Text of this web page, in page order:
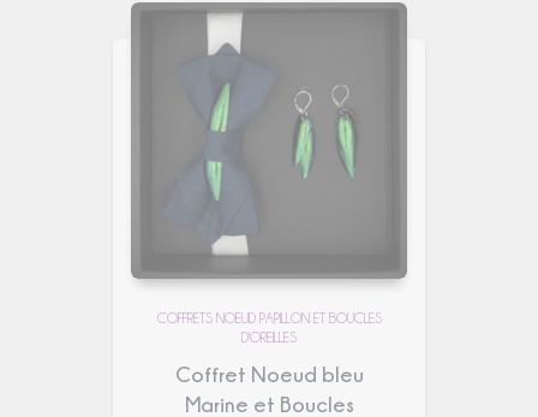
COFFRETS NOEUD PAPILLON ET BOUCLES
D'OREILLES
Coffret Noeud bleu
Marine et Boucles